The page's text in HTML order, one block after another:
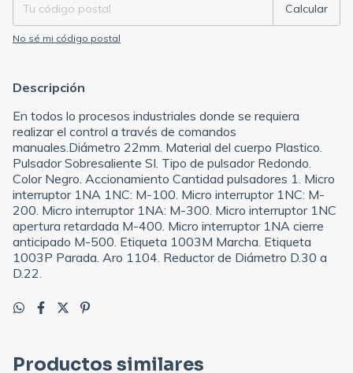
Calcular
No sé mi código postal
Descripción
En todos lo procesos industriales donde se requiera
realizar el control a través de comandos
manuales.Diámetro 22mm. Material del cuerpo Plastico.
Pulsador Sobresaliente SI. Tipo de pulsador Redondo.
Color Negro. Accionamiento Cantidad pulsadores 1. Micro
interruptor 1NA 1NC: M-100. Micro interruptor 1NC: M-
200. Micro interruptor 1NA: M-300. Micro interruptor 1NC
apertura retardada M-400. Micro interruptor 1NA cierre
anticipado M-500. Etiqueta 1003M Marcha. Etiqueta
1003P Parada. Aro 1104. Reductor de Diámetro D.30 a
D.22.
Productos similares